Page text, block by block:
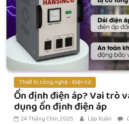
Thiết bị công nghệ - Điện tử
Ổn định điện áp? Vai trò
dụng ổn định điện áp
24 Tháng Chín, 2025 Lập Xuân